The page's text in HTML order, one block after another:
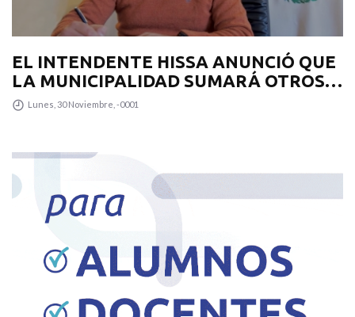
EL INTENDENTE HISSA ANUNCIÓ QUE
LA MUNICIPALIDAD SUMARÁ OTROS
12 COLECTIVOS 0KM PARA
Lunes, 30 Noviembre, -0001